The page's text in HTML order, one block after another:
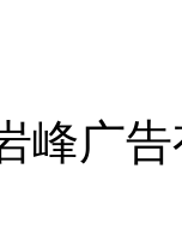
峰广